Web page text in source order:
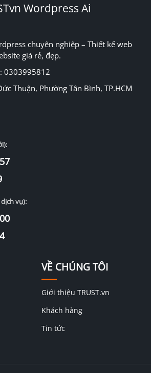
Wordpress Ai
chuyên nghiệp – Thiết kế web
giá rẻ, đẹp.
0303995812
Thuận, Phường Tân Bình, TP.HCM
VỀ CHÚNG TÔI
Giới thiệu TRUST.vn
Khách hàng
Tin tức
vụ):